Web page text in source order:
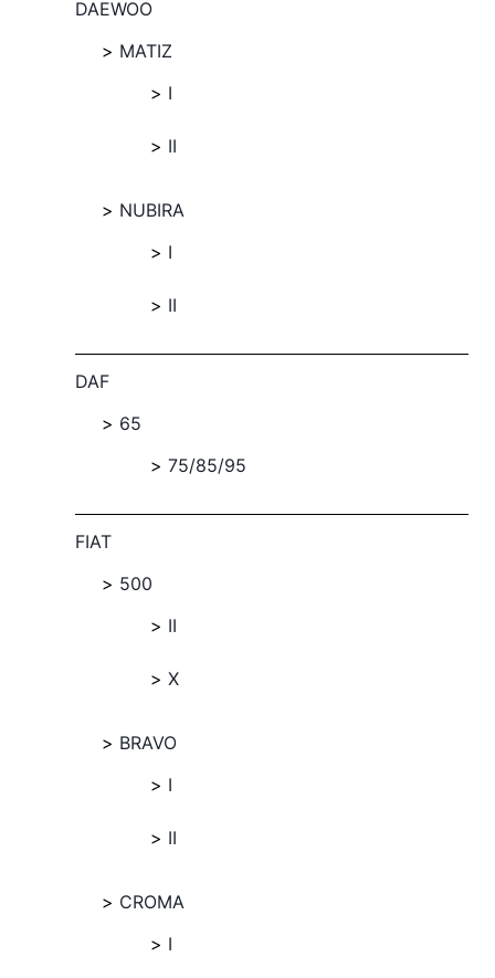
DAEWOO
MATIZ
I
II
NUBIRA
I
II
DAF
65
75/85/95
FIAT
500
II
X
BRAVO
I
II
CROMA
I